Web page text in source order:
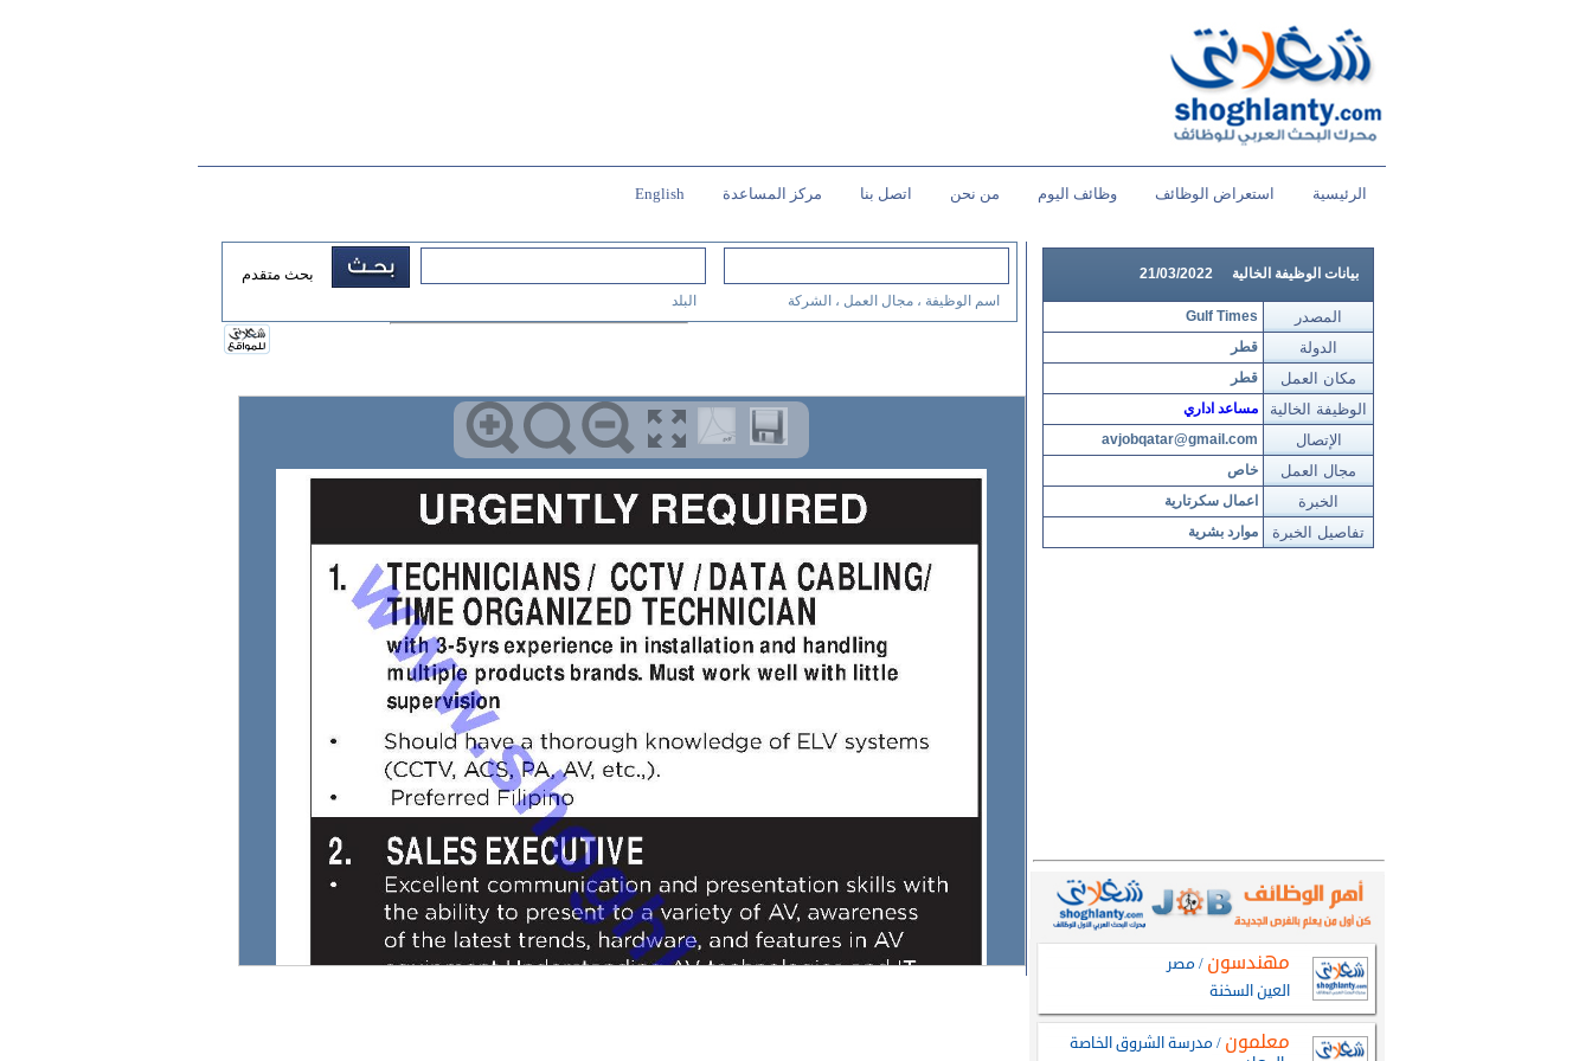
الرئيسية استعراض الوظائف وظائف اليوم من نحن اتصل بنا مركز المساعدة English
بيانات الوظيفة الخالية 21/03/2022
Gulf Times المصدر
قطر الدولة
قطر مكان العمل
مساعد اداري الوظيفة الخالية
avjobqatar@gmail.com الإتصال
خاص مجال العمل
اعمال سكرتارية الخبرة
موارد بشرية تفاصيل الخبرة
اسم الوظيفة ، مجال العمل ، الشركة البلد
بحث متقدم